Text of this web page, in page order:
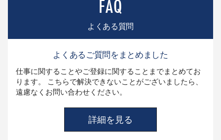
よくある質問
よくあるご質問をまとめました
仕事に関することやご登録に関することまでまとめてお
ります。 こちらで解決できないことがございましたら、
遠慮なくお問い合わせください。
詳細を見る